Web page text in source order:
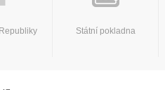
Státní pokladna